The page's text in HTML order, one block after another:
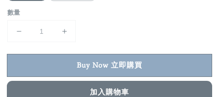
數量
Buy Now 立即購買
加入購物車